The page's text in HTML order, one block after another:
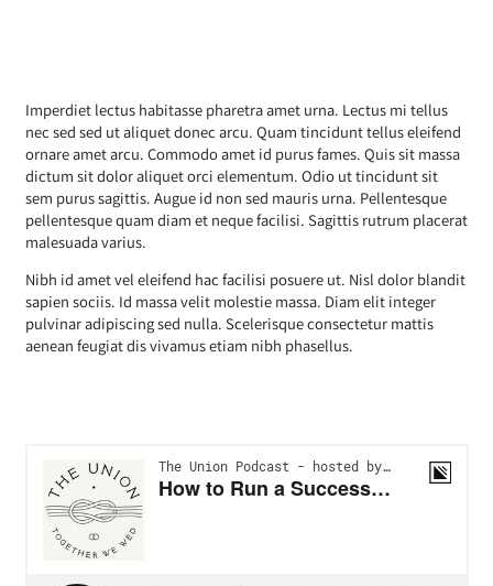
Imperdiet lectus habitasse pharetra amet urna. Lectus mi tellus
nec sed sed ut aliquet donec arcu. Quam tincidunt tellus eleifend
ornare amet arcu. Commodo amet id purus fames. Quis sit massa
dictum sit dolor aliquet orci elementum. Odio ut tincidunt sit
sem purus sagittis. Augue id non sed mauris urna. Pellentesque
pellentesque quam diam et neque facilisi. Sagittis rutrum placerat
malesuada varius.
Nibh id amet vel eleifend hac facilisi posuere ut. Nisl dolor blandit
sapien sociis. Id massa velit molestie massa. Diam elit integer
pulvinar adipiscing sed nulla. Scelerisque consectetur mattis
aenean feugiat dis vivamus etiam nibh phasellus.